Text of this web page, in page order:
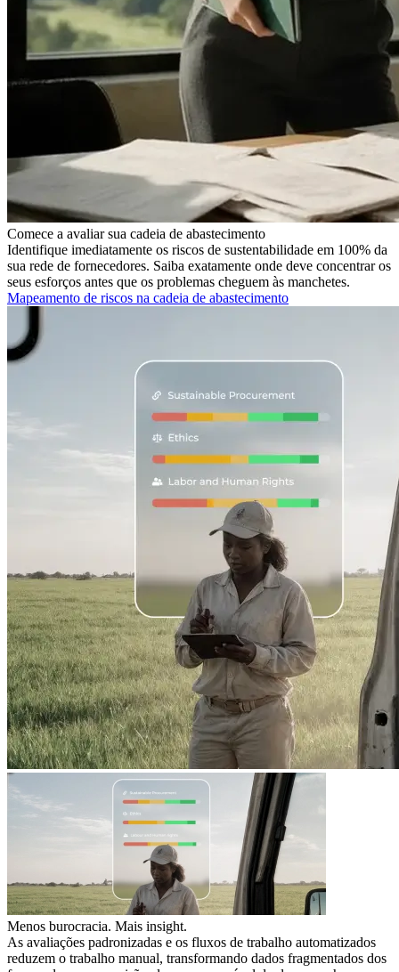
Comece a avaliar sua cadeia de abastecimento
Identifique imediatamente os riscos de sustentabilidade em 100% da
sua rede de fornecedores. Saiba exatamente onde deve concentrar os
seus esforços antes que os problemas cheguem às manchetes.
Mapeamento de riscos na cadeia de abastecimento
Menos burocracia. Mais insight.
As avaliações padronizadas e os fluxos de trabalho automatizados
reduzem o trabalho manual, transformando dados fragmentados dos